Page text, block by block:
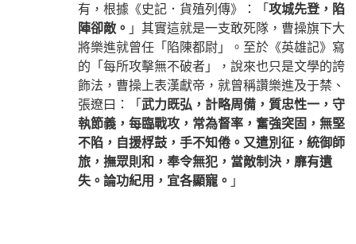
有，根據《史記．貨殖列傳》：「 攻城先登，陷
陣卻敵。 」其實這就是一支敢死隊，曹操旗下大
將樂進就曾任「陷陳都尉」。至於《英雄記》寫
的「每所攻擊無不破者」，說來也只是文學的誇
飾法，曹操上表漢獻帝，就曾稱讚樂進及于禁、
張遼曰：「 武力既弘，計略周備，質忠性一，守
執節義，每臨戰攻，常為督率，奮強突固，無堅
不陷，自援桴鼓，手不知倦。又遣別征，統御師
旅，撫眾則和，奉令無犯，當敵制決，靡有遺
失。論功紀用，宜各顯寵。 」